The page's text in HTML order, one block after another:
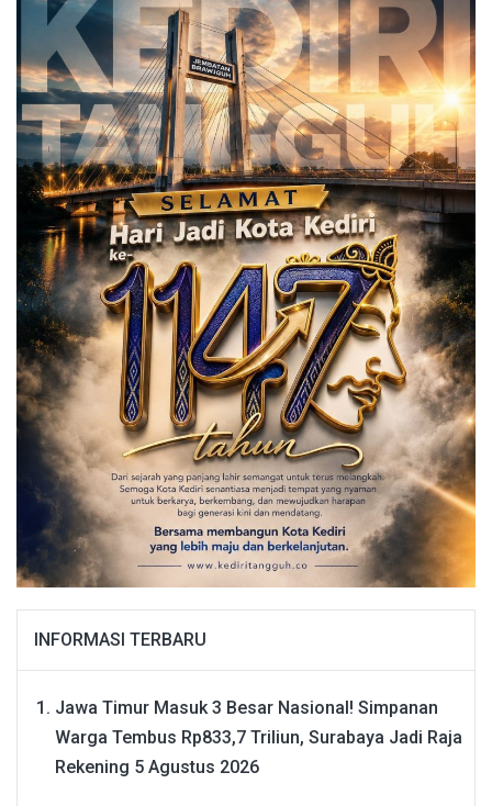
INFORMASI TERBARU
Jawa Timur Masuk 3 Besar Nasional! Simpanan
Warga Tembus Rp833,7 Triliun, Surabaya Jadi Raja
Rekening 5 Agustus 2026